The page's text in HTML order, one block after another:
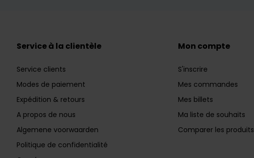
Service à la clientèle
Service clients
Modes de paiement
Expédition & retours
A propos de nous
Algemene voorwaarden
Politique de confidentialité
Mon compte
S'inscrire
Mes commandes
Mes billets
Ma liste de souhaits
Comparer les produits